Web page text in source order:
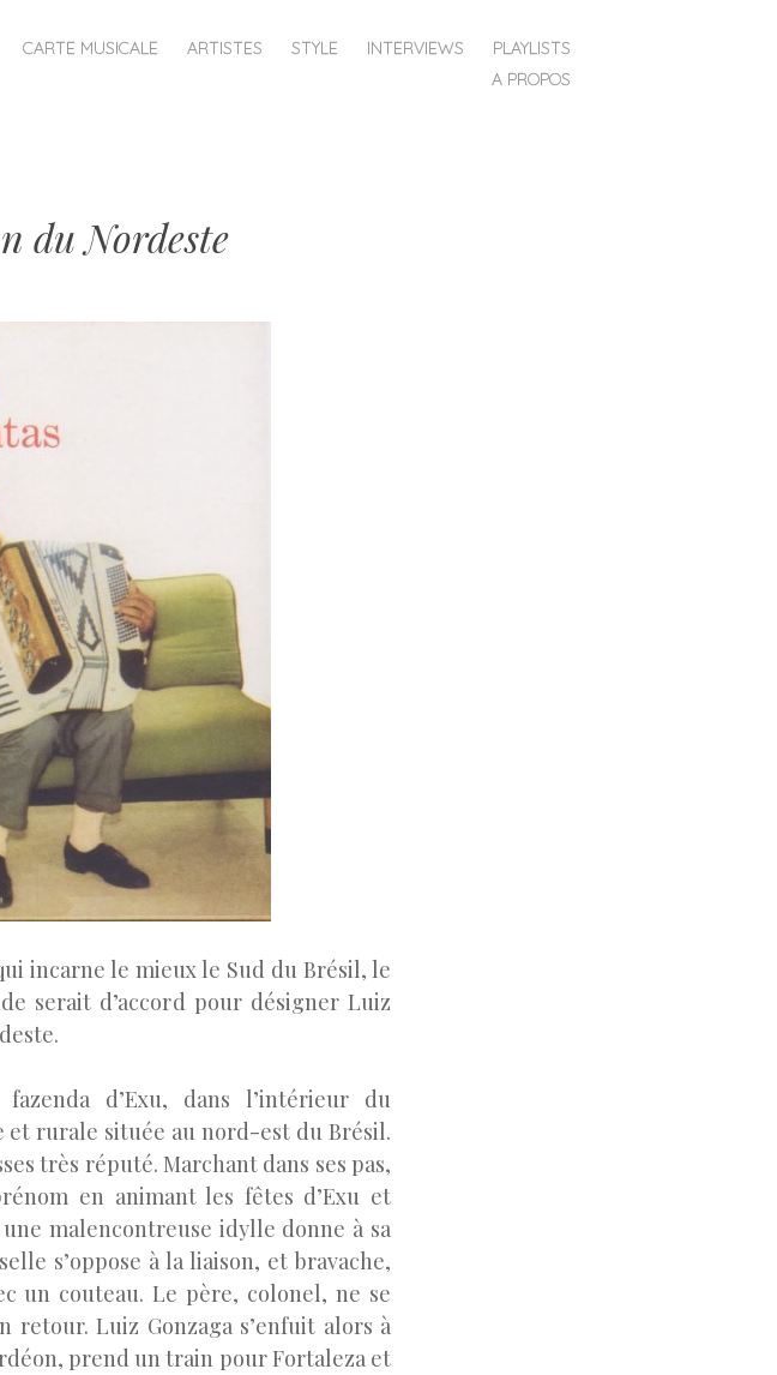
CARTE MUSICALE ARTISTES STYLE INTERVIEWS
PLAYLISTS
A PROPOS
du Nordeste
incarne le mieux le Sud du Brésil, le
serait d’accord pour désigner Luiz
d’Exu, dans l’intérieur du
rurale située au nord-est du Brésil.
très réputé. Marchant dans ses pas,
en animant les fêtes d’Exu et
une malencontreuse idylle donne à sa
s’oppose à la liaison, et bravache,
un couteau. Le père, colonel, ne se
Luiz Gonzaga s’enfuit alors à
prend un train pour Fortaleza et